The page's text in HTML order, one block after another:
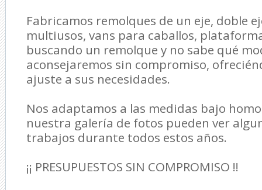
Fabricamos remolques de un eje, doble
multiusos, vans para caballos,
buscando un remolque y no sabe qué
aconsejaremos sin compromiso,
ajuste a sus necesidades.
Nos adaptamos a las medidas bajo
nuestra galería de fotos pueden ver
trabajos durante todos estos años.
¡¡ PRESUPUESTOS SIN COMPROMISO !!